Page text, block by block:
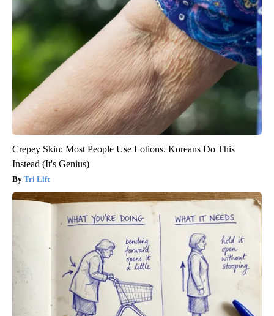
Crepey Skin: Most People Use Lotions. Koreans Do This
Instead (It's Genius)
Tri Lift